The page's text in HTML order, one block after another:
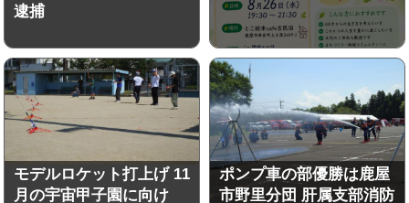
逮捕
モデルロケット打上げ 11
月の宇宙甲子園に向け
ポンプ車の部優勝は鹿屋
市野里分団 肝属支部消防